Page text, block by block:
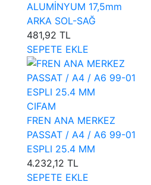
ALUMİNYUM 17,5mm
ARKA SOL-SAĞ
481,92 TL
SEPETE EKLE
CIFAM
FREN ANA MERKEZ
PASSAT / A4 / A6 99-01
ESPLI 25.4 MM
4.232,12 TL
SEPETE EKLE